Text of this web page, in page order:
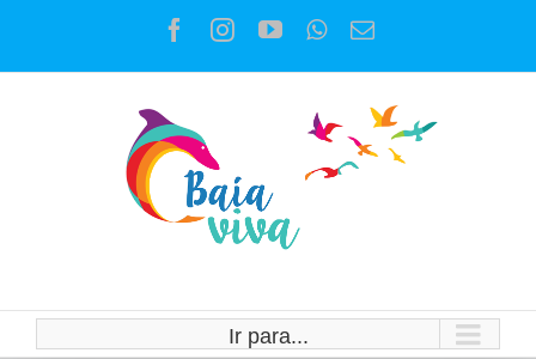
o
Facebook
Instagram
YouTubeWhatsApp
E-
Ir para...